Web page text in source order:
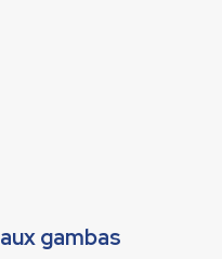
gambas